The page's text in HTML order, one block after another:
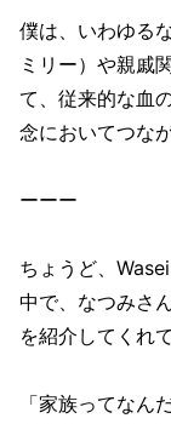
僕は、いわゆる
ミリー）や親戚
て、従来的な血
念においてつな
ーーー
ちょうど、
中で、なつみさ
を紹介してくれ
「家族ってなん